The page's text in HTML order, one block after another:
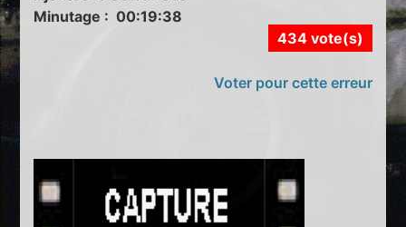
Minutage : 00:19:38
434 vote(s)
Voter pour cette erreur